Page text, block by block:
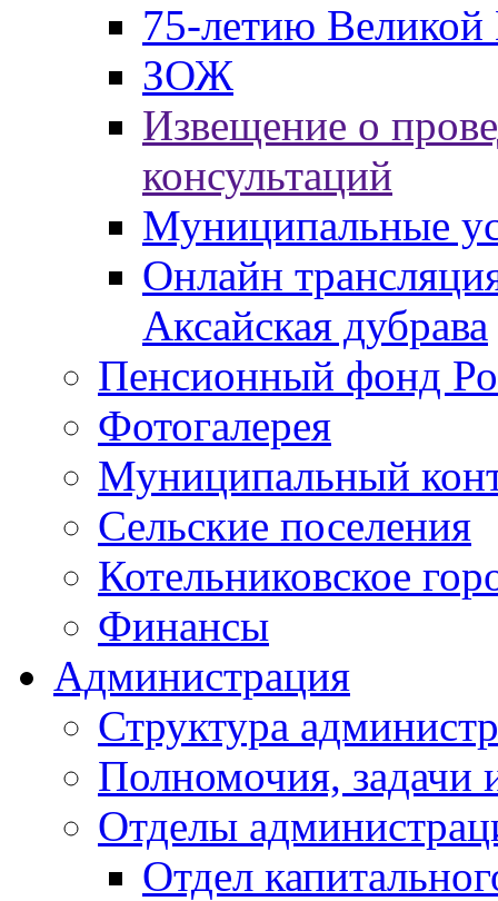
75-летию
ЗОЖ
Извещение о
консультаций
Муниципальные
Онлайн
Аксайская дубрава
Пенсионный фонд
Фотогалерея
Муниципальный
Сельские поселения
Котельниковское
Финансы
Администрация
Структура
Полномочия, задачи
Отделы
Отдел